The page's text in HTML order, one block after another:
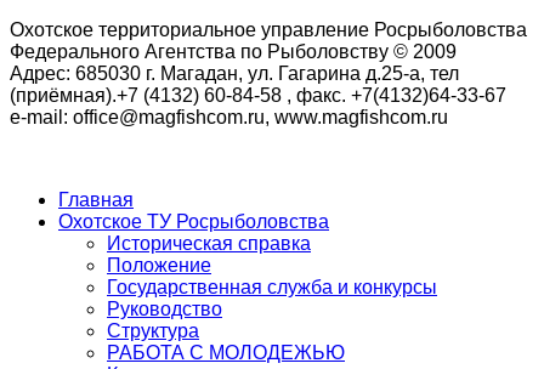
Охотское территориальное управление Росрыболовства
Федерального Агентства по Рыболовству © 2009
Адрес: 685030 г. Магадан, ул. Гагарина д.25-а, тел
(приёмная).+7 (4132) 60-84-58 , факс. +7(4132)64-33-67
e-mail: office@magfishcom.ru, www.magfishcom.ru
Главная
Охотское ТУ Росрыболовства
Историческая справка
Положение
Государственная служба и конкурсы
Руководство
Структура
РАБОТА С МОЛОДЕЖЬЮ